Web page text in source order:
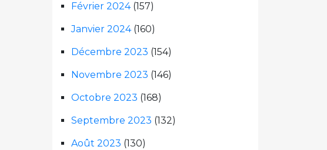
Février 2024(157)
Janvier 2024(160)
Décembre 2023 (154)
Novembre 2023 (146)
Octobre 2023 (168)
Septembre 2023 (132)
Août 2023 (130)